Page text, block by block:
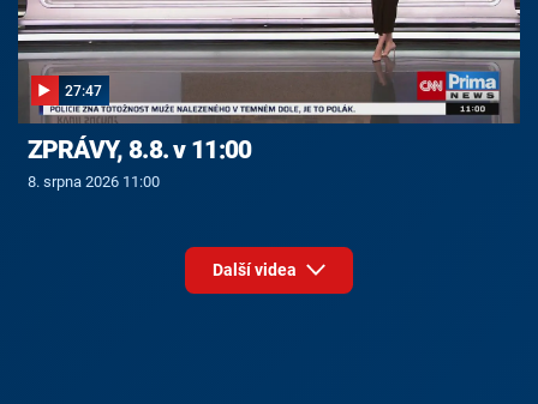
27:47
ZPRÁVY, 8.8. v 11:00
8. srpna 2026 11:00
Další videa